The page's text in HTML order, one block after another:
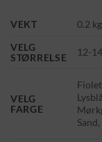
VEKT
0.2 kg
VELG
STØRRELSE
12-
VELG
FARGE